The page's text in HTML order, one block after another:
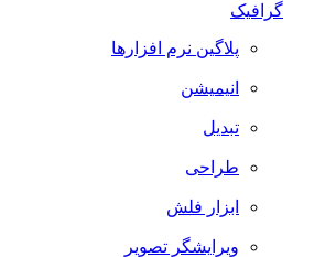
گرافیک
پلاگین نرم افزارها
انیمیشن
تبدیل
طراحی
ابزار فلش
ویرایشگر تصویر